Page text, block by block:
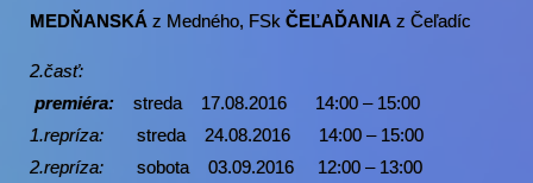
MEDŇANSKÁ z Medného, FSk ČEĽAĎANIA z Čeľadíc
2.časť:
premiéra: streda 17.08.2016 14:00 – 15:00
1.repríza:
streda 24.08.2016
14:00 – 15:00
2.repríza: sobota 03.09.2016 12:00 – 13:00